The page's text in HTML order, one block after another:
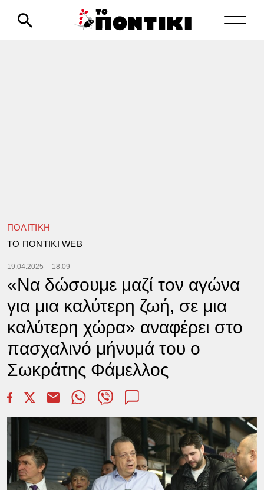
ΠΟΛΙΤΙΚΗ
TΟ ΠΟΝΤΙΚΙ WEB
19.04.2025 18:09
«Να δώσουμε μαζί τον αγώνα
για μια καλύτερη ζωή, σε μια
καλύτερη χώρα» αναφέρει στο
πασχαλινό μήνυμά του ο
Σωκράτης Φάμελλος